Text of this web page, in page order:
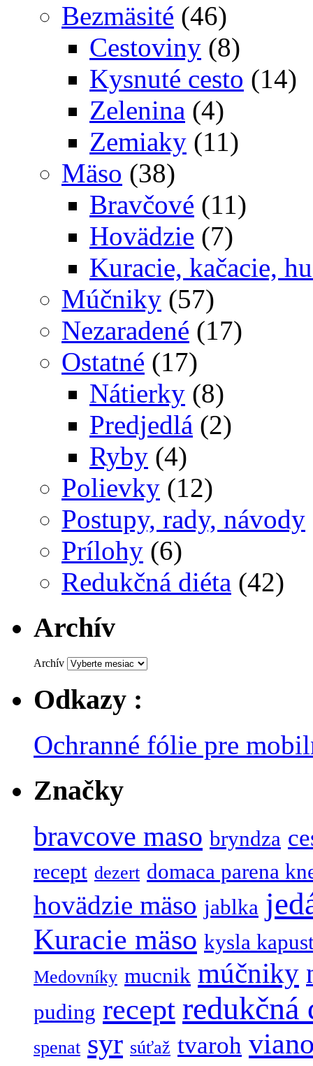
Bezmäsité (46)
Cestoviny (8)
Kysnuté cesto (14)
Zelenina (4)
Zemiaky (11)
Mäso (38)
Bravčové (11)
Hovädzie (7)
Kuracie, kačacie,
Múčniky (57)
Nezaradené (17)
Ostatné (17)
Nátierky (8)
Predjedlá (2)
Ryby (4)
Polievky (12)
Postupy, rady, návody
Prílohy (6)
Redukčná diéta (42)
Archív
Archív
Odkazy :
Ochranné fólie pre
Značky
bravcove maso bryndza
recept dezert domaca parena
hovädzie mäso jablka
Kuracie mäso kysla
Medovníky mucnik múčniky
puding recept redukčná
spenat syr súťaž tvaroh